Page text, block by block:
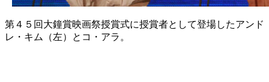
第４５回大鐘賞映画祭授賞式に授賞者として登場したアンド
レ・キム（左）とコ・アラ。